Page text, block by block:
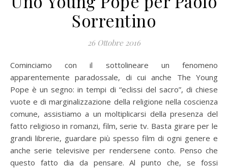
Sorrentino
26 Ottobre 2016
Cominciamo con il sottolineare un fenomeno
apparentemente paradossale, di cui anche The Young
Pope è un segno: in tempi di “eclissi del sacro”, di chiese
vuote e di marginalizzazione della religione nella coscienza
comune, assistiamo a un moltiplicarsi della presenza del
fatto religioso in romanzi, film, serie tv. Basta girare per le
grandi librerie, guardare più spesso film di ogni genere e
anche serie televisive per rendersene conto. Penso che
questo fatto dia da pensare. Al punto che, se fossi